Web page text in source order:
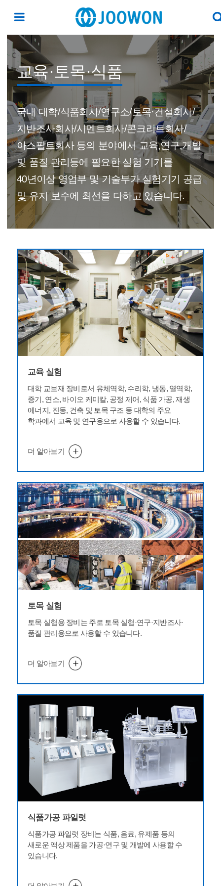
교육·토목·식품
국내 대학/식품회사/연구소/토목·건설회사/
지반조사회사/시멘트회사/콘크리트회사/
아스팔트회사 등의 분야에서 교육,연구,개발
및 품질 관리등에 필요한 실험 기기를
40년이상 영업부 및 기술부가 실험기기 공급
및 유지 보수에 최선을 다하고 있습니다.
교육 실험
대학 교보재 장비로서 유체역학, 수리학, 냉동, 열역학,
증기, 연소, 바이오 케미칼, 공정 제어, 식품 가공, 재생
에너지, 진동, 건축 및 토목 구조 등 대학의 주요
학과에서 교육 및 연구용으로 사용할 수 있습니다.
더 알아보기
토목 실험
토목 실험용 장비는 주로 토목 실험·연구·지반조사·
품질 관리용으로 사용할 수 있습니다.
더 알아보기
식품가공 파일럿
식품가공 파일럿 장비는 식품, 음료, 유제품 등의
새로운 액상 제품을 가공·연구 및 개발에 사용할 수
있습니다.